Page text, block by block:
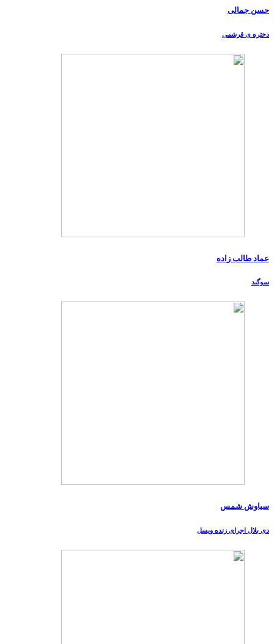
حسن جمالی
دختره ی قرشمی
عماد طالب زاده
سوگند
سیاوش شمس
دی بلال اجرای زنده ویسل